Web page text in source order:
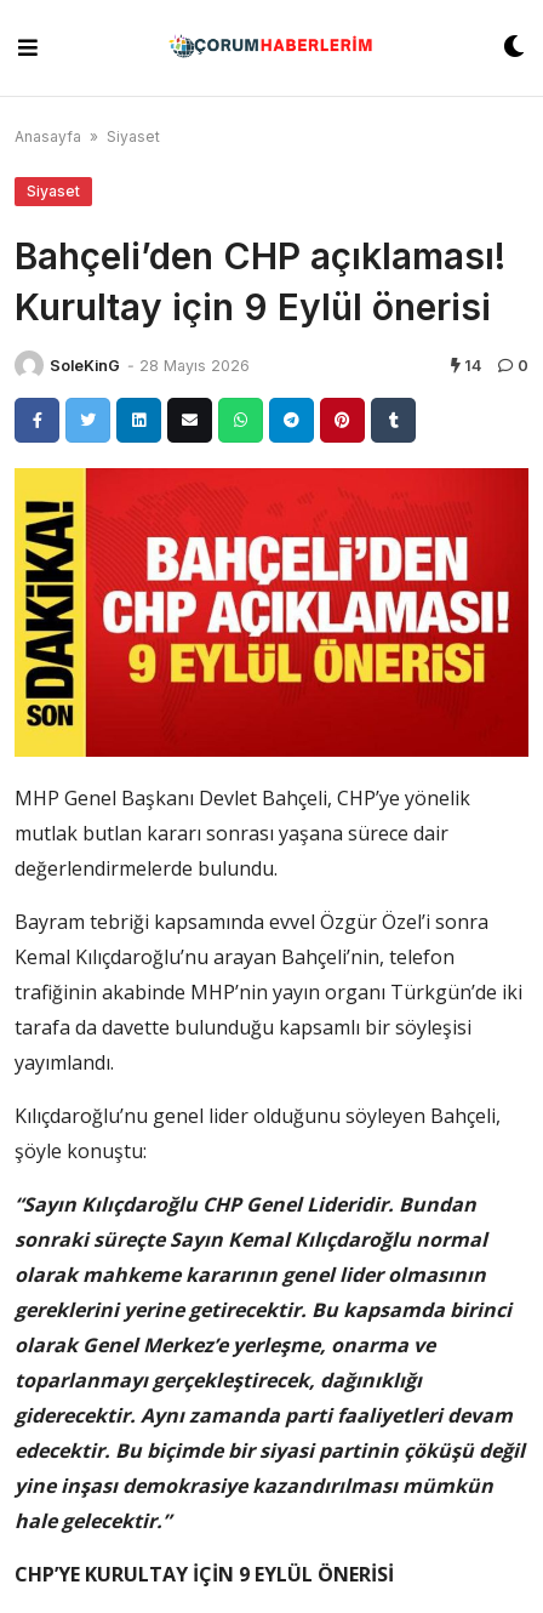
content
Anasayfa » Siyaset
Siyaset
Bahçeli’den CHP açıklaması!
Kurultay için 9 Eylül önerisi
SoleKinG - 28 Mayıs 2026 14 0
MHP Genel Başkanı Devlet Bahçeli, CHP’ye yönelik
mutlak butlan kararı sonrası yaşana sürece dair
değerlendirmelerde bulundu.
Bayram tebriği kapsamında evvel Özgür Özel’i sonra
Kemal Kılıçdaroğlu’nu arayan Bahçeli’nin, telefon
trafiğinin akabinde MHP’nin yayın organı Türkgün’de iki
tarafa da davette bulunduğu kapsamlı bir söyleşisi
yayımlandı.
Kılıçdaroğlu’nu genel lider olduğunu söyleyen Bahçeli,
şöyle konuştu:
“Sayın Kılıçdaroğlu CHP Genel Lideridir. Bundan
sonraki süreçte Sayın Kemal Kılıçdaroğlu normal
olarak mahkeme kararının genel lider olmasının
gereklerini yerine getirecektir. Bu kapsamda birinci
olarak Genel Merkez’e yerleşme, onarma ve
toparlanmayı gerçekleştirecek, dağınıklığı
giderecektir. Aynı zamanda parti faaliyetleri devam
edecektir. Bu biçimde bir siyasi partinin çöküşü değil
yine inşası demokrasiye kazandırılması mümkün
hale gelecektir.”
CHP’YE KURULTAY İÇİN 9 EYLÜL ÖNERİSİ